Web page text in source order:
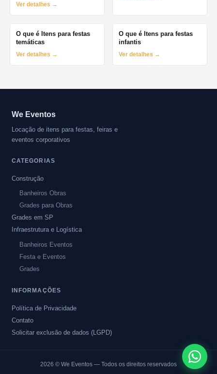
Ver detalhes →
O que é Itens para festas
temáticas
Ver detalhes →
O que é Itens para festas
infantis
Ver detalhes →
We Eventos
Locação de itens para festas, feiras e
eventos corporativos
CATEGORIAS
Construção
Banheiros Obras
Grades para Obras
Grades em SP
Infraestrutura e Logística
Banheiros Eventos
Festa e Eventos
Grades
INFORMAÇÕES
Política de Privacidade
Contato
Solicitar exclusão de dados (LGPD)
2026 © We Eventos — Todos os direitos reservados